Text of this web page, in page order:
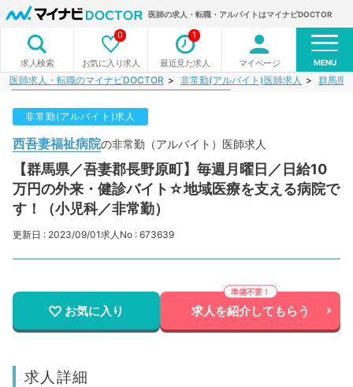
医師の求人・転職・アルバイトはマイナビDOCTOR
求人検索 お気に入り求人
0
最近見た求人
1
マイページ MENU
医師求人・転職のマイナビDOCTOR 非常勤(アルバイト)医師求人 群馬県
非常勤(アルバイト)求人
西吾妻福祉病院の非常勤（アルバイト）医師求人
【群馬県／吾妻郡長野原町】毎週月曜日／日給10
万円の外来・健診バイト☆地域医療を支える病院で
す！（小児科／非常勤）
更新日 : 2023/09/01求人No : 673639
お気に入り 求人を紹介してもらう
求人詳細